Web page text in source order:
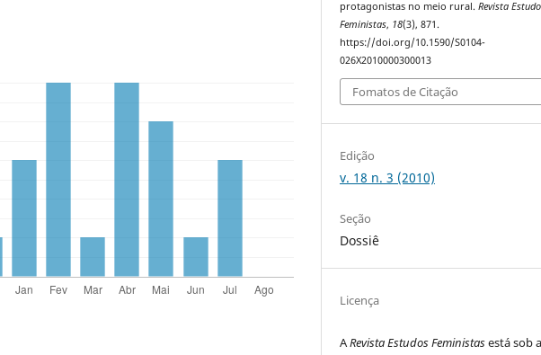
protagonistas no meio rural.Revista
Feministas, 18(3), 871.
https://doi.org/10.1590/S0104-
026X2010000300013
Fomatos de Citação
Edição
v. 18 n. 3 (2010)
Seção
Dossiê
Licença
ARevista Estudos Feministasestá sob a